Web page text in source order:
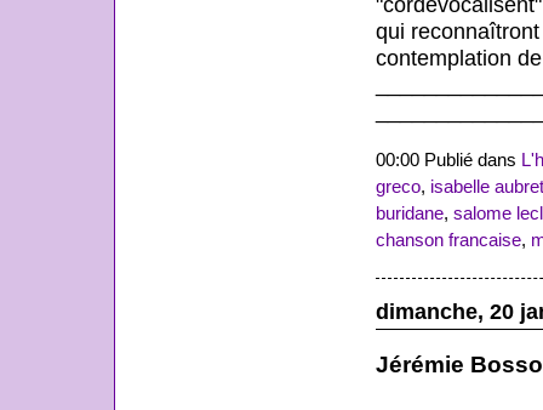
qui
contemplation
00:00 Publié dans
greco, isabelle aubret
buridane, salome
chanson francaise,
dimanche, 20
Jérémie